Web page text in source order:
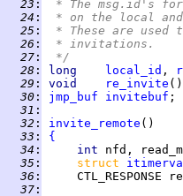
  23
:
* The msg.id's
  24
:
* on the local and
  25
:
* These are used
  26
:
* invitations.
  27
:
*/
  28
: long local_id ,
  29
: void
re_invite
  30
: jmp_buf invitebuf
  31
:
  32
: invite_remote
  33
:
{
  34
:
int
  35
: struct
  36
:
  37
: